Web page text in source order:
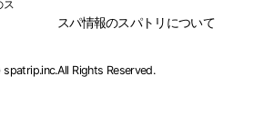
スパ情報のスパトリについて
spatrip.inc.All Rights Reserved.